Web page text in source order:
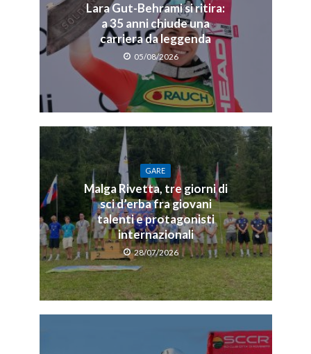
Lara Gut-Behrami si ritira:
a 35 anni chiude una
carriera da leggenda
05/08/2026
GARE
Malga Rivetta, tre giorni di
sci d’erba fra giovani
talenti e protagonisti
internazionali
28/07/2026